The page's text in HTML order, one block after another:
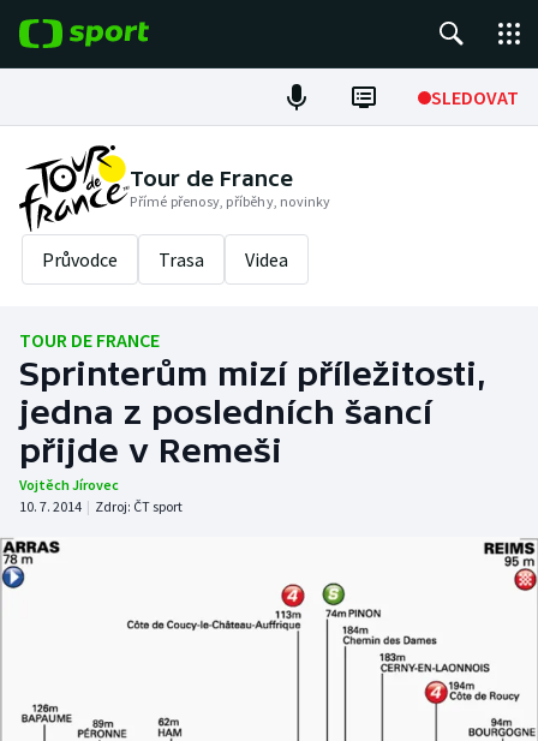
SLEDOVAT
Fotbal
Hokej
Tenis
Cyklistika
DALŠÍ SPORTY
Americký fotbal
Baseball a softbal
Boby a skeleton
NEPŘEHLÉDNĚTE
Soutěže
AZ kvíz
Tour de France
Přímé přenosy, příběhy, novinky
Průvodce Trasa Videa
TOUR DE FRANCE
Sprinterům mizí příležitosti,
jedna z posledních šancí
přijde v Remeši
Vojtěch Jírovec
10. 7. 2014 | Zdroj: ČT sport